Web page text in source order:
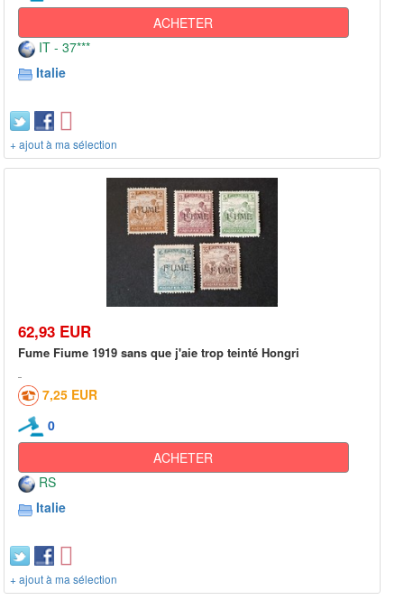
ACHETER
IT - 37***
Italie
+ ajout à ma sélection
62,93 EUR
Fume Fiume 1919 sans que j'aie trop teinté Hongri
7,25 EUR
0
ACHETER
RS
Italie
+ ajout à ma sélection